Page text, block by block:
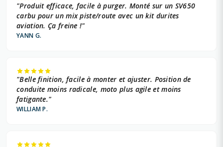
"Produit efficace, facile à purger. Monté sur un SV650
carbu pour un mix piste/route avec un kit durites
aviation. Ça freine !"
YANN G.
"Belle finition, facile à monter et ajuster. Position de
conduite moins radicale, moto plus agile et moins
fatigante."
WILLIAM P.